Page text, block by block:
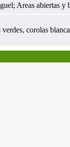
Areas abiertas y
corolas